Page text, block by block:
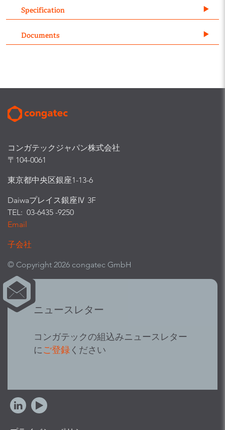
Specification
Documents
コンガテックジャパン株式会社
〒104-0061
東京都中央区銀座1-13-6
Daiwaプレイス銀座Ⅳ 3F
TEL: 03-6435 -9250
Email
子会社
© Copyright 2026 congatec GmbH
ニュースレター
コンガテックの組込みニュースレター
にご登録 ください